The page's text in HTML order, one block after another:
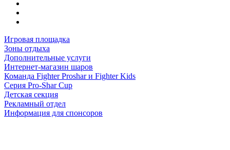
Игровая площадка
Зоны отдыха
Дополнительные услуги
Интернет-магазин шаров
Команда Fighter Proshar и Fighter Kids
Серия Pro-Shar Cup
Детская секция
Рекламный отдел
Информация для спонсоров